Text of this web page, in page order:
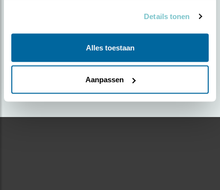
Details tonen
Alles toestaan
Aanpassen
Foto genomen in: Mijdrechtse polder.